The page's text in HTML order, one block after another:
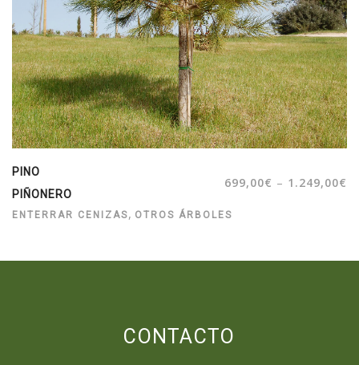
PINO
PIÑONERO
699,00€ – 1.249,00€
ENTERRAR CENIZAS, OTROS ÁRBOLES
CONTACTO